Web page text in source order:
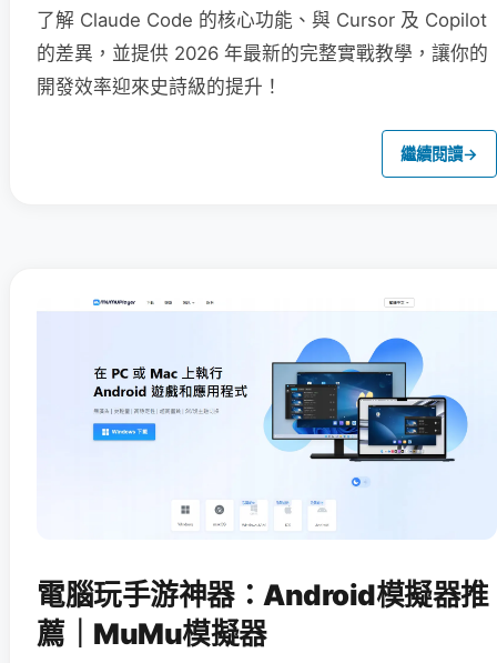
了解 Claude Code 的核心功能、與 Cursor 及 Copilot
的差異，並提供 2026 年最新的完整實戰教學，讓你的
開發效率迎來史詩級的提升！
繼續閱讀→
電腦玩手游神器：Android模擬器推
薦｜MuMu模擬器